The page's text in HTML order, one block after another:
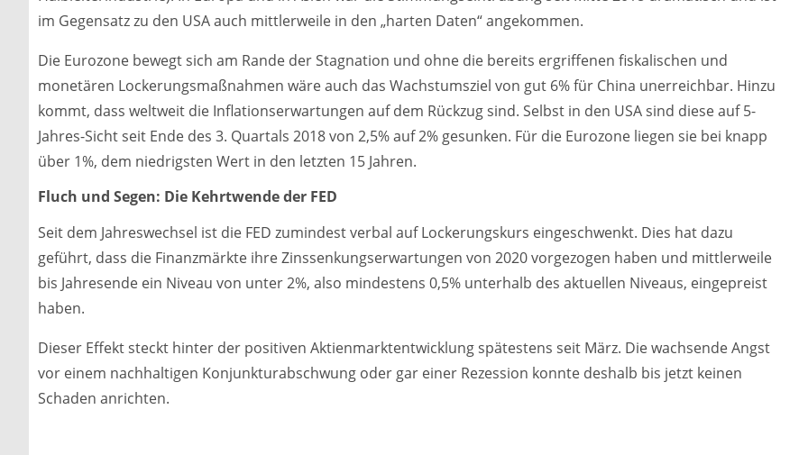
im Gegensatz zu den USA auch mittlerweile in den „harten Daten“ angekommen.
Die Eurozone bewegt sich am Rande der Stagnation und ohne die bereits ergriffenen fiskalischen und
monetären Lockerungsmaßnahmen wäre auch das Wachstumsziel von gut 6% für China unerreichbar. Hinzu
kommt, dass weltweit die Inflationserwartungen auf dem Rückzug sind. Selbst in den USA sind diese auf 5-
Jahres-Sicht seit Ende des 3. Quartals 2018 von 2,5% auf 2% gesunken. Für die Eurozone liegen sie bei knapp
über 1%, dem niedrigsten Wert in den letzten 15 Jahren.
Fluch und Segen: Die Kehrtwende der FED
Seit dem Jahreswechsel ist die FED zumindest verbal auf Lockerungskurs eingeschwenkt. Dies hat dazu
geführt, dass die Finanzmärkte ihre Zinssenkungserwartungen von 2020 vorgezogen haben und mittlerweile
bis Jahresende ein Niveau von unter 2%, also mindestens 0,5% unterhalb des aktuellen Niveaus, eingepreist
haben.
Dieser Effekt steckt hinter der positiven Aktienmarktentwicklung spätestens seit März. Die wachsende Angst
vor einem nachhaltigen Konjunkturabschwung oder gar einer Rezession konnte deshalb bis jetzt keinen
Schaden anrichten.